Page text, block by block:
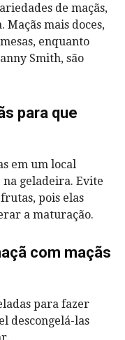
de maçãs,
Maçãs mais doces,
enquanto
Smith, são
para que
em um local
geladeira. Evite
pois elas
a maturação.
com maçãs
para fazer
descongelá-las